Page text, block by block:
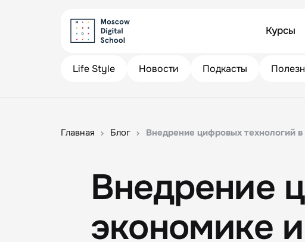
Курсы
Life Style Новости Подкасты
Главная Блог Внедрение цифровых технологий
Внедрение
экономике